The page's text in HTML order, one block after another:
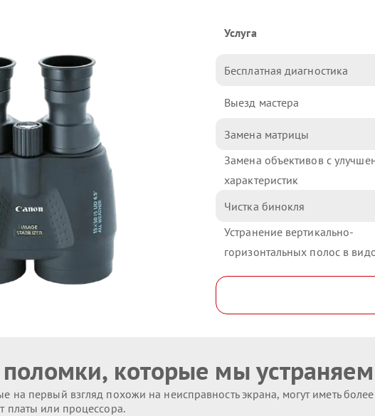
Услуга
Бесплатная диагностика
Выезд мастера
Замена матрицы
Замена объективов с
характеристик
Чистка бинокля
Устранение вертикально-
горизонтальных полос в
которые мы устраняем
на первый взгляд похожи на неисправность экрана, могут иметь
платы или процессора.